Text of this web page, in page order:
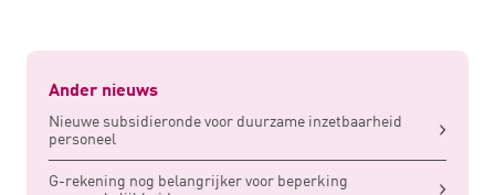
Ander nieuws
Nieuwe subsidieronde voor duurzame inzetbaarheid
personeel
G-rekening nog belangrijker voor beperking